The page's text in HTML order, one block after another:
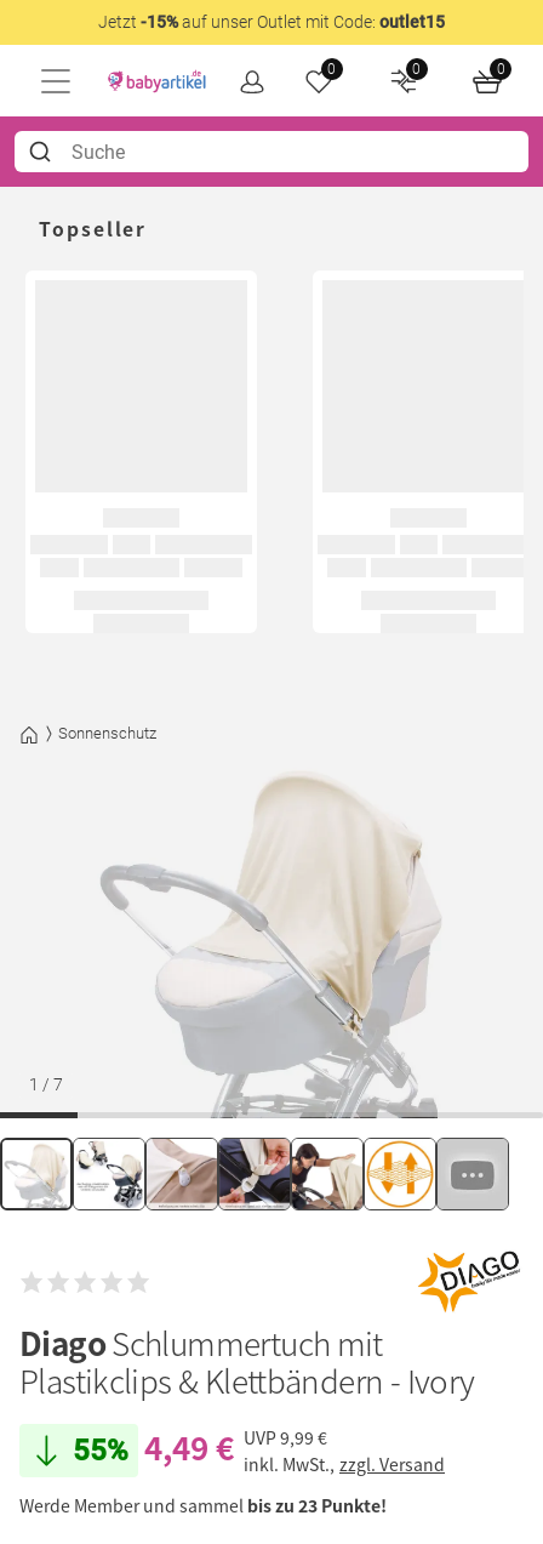
Jetzt -15%auf unser Outlet mit Code: outlet15
0 0 0
Topseller
Sonnenschutz
1 / 7
DiagoSchlummertuch mit
Plastikclips & Klettbändern - Ivory
55% 4,49 € UVP9,99 €
inkl. MwSt., zzgl. Versand
Werde Member und sammel bis zu 23 Punkte!